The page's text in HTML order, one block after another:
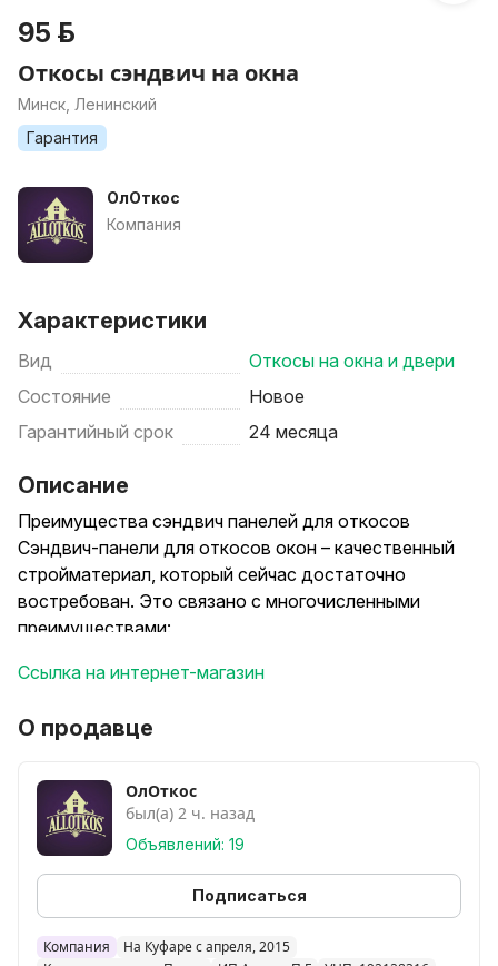
95 р.
Откосы сэндвич на окна
Минск, Ленинский
Гарантия
ОлОткос
Компания
Характеристики
Вид
Откосы на окна и двери
Состояние
Новое
Гарантийный срок
24 месяца
Описание
Преимущества сэндвич панелей для откосов
Сэндвич-панели для откосов окон – качественный
стройматериал, который сейчас достаточно
востребован. Это связано с многочисленными
преимуществами:
термоизоляция. Обеспечивается усиленное
фиксации материала с откосом.
загрязнения легко смываются с помощью моющего
раствора. При этом конструкция не страдает,
сохраняя аккуратный вид.
Обеспечивается качественная паропроницаемость.
По сравнению с гипсокартоном материал не мокнет,
не трескается под влиянием влажности.
Конструкции имеют небольшой вес (1 кв. м. при
Ссылка на интернет-магазин
О продавце
ОлОткос
был(а) 2 ч. назад
Объявлений: 19
Подписаться
Компания
На Куфаре с апреля, 2015